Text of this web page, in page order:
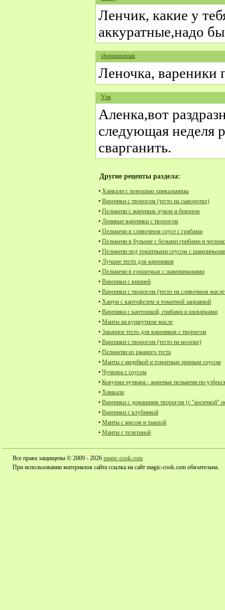
Ленчик, какие у
аккуратные,надо
shopmaxaman
Леночка, вареники
Уля
Аленка,вот
следующая неделя
сварганить.
Другие рецепты раздела:
• Хинкали с помощью хинкальницы
• Вареники с творогом (тесто на сыворотке)
• Пельмени с жареным луком и беконом
• Ленивые вареники с творогом
• Пельмени в сливочном соусе с грибами
• Пельмени в бульоне с белыми грибами и
• Пельмени под томатными соусом с
• Лучшее тесто для вареников
• Пельмени в горшочках с шампиньонами
• Вареники с вишней
• Вареники с творогом (тесто на сливочном
• Ханум с картофелем и томатной заправкой
• Вареники с картошкой, грибами и шкварками
• Манты на кунжутном масле
• Заварное тесто для вареников с творогом
• Вареники с творогом (тесто на молоке)
• Пельмени из ржаного теста
• Манты с индейкой и томатным пряным соусом
• Чучвара с соусом
• Ковурма чучвара - жареные пельмени по-
• Хинкали
• Вареники с домашним творогом (с "косичкой"
• Вареники с клубникой
• Манты с мясом и тыквой
• Манты с телятиной
Все права защищены © 2009 - 2026 magic-cook.com
При использовании материалов сайта ссылка на сайт magic-cook.com обязательна.